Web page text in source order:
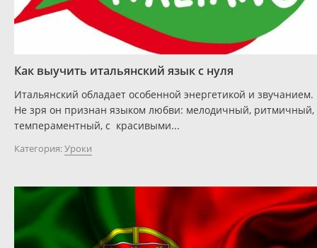
Как выучить итальянский язык с нуля
Итальянский обладает особенной энергетикой и звучанием.
Не зря он признан языком любви: мелодичный, ритмичный,
темпераментный, с красивыми...
Категория:Уроки